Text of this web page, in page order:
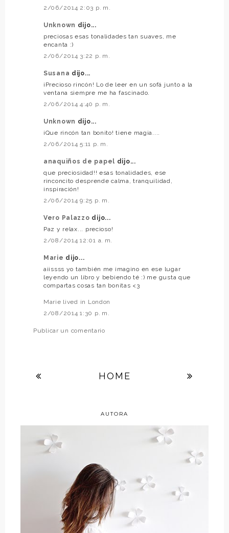
2/06/2014 2:03 p. m.
Unknown dijo...
preciosas esas tonalidades tan suaves, me
encanta :)
2/06/2014 3:22 p. m.
Susana dijo...
¡Precioso rincón! Lo de leer en un sofá junto a la
ventana siempre me ha fascinado.
2/06/2014 4:40 p. m.
Unknown dijo...
¡Que rincón tan bonito! tiene magia....
2/06/2014 5:11 p. m.
anaquiños de papel dijo...
que preciosidad!! esas tonalidades, ese
rinconcito desprende calma, tranquilidad,
inspiración!
2/06/2014 9:25 p. m.
Vero Palazzo dijo...
Paz y relax... precioso!
2/08/2014 12:01 a. m.
Marie dijo...
aiissss yo también me imagino en ese lugar
leyendo un libro y bebiendo té :) me gusta que
compartas cosas tan bonitas <3
Marie lived in London
2/08/2014 1:30 p. m.
Publicar un comentario
HOME
AUTORA